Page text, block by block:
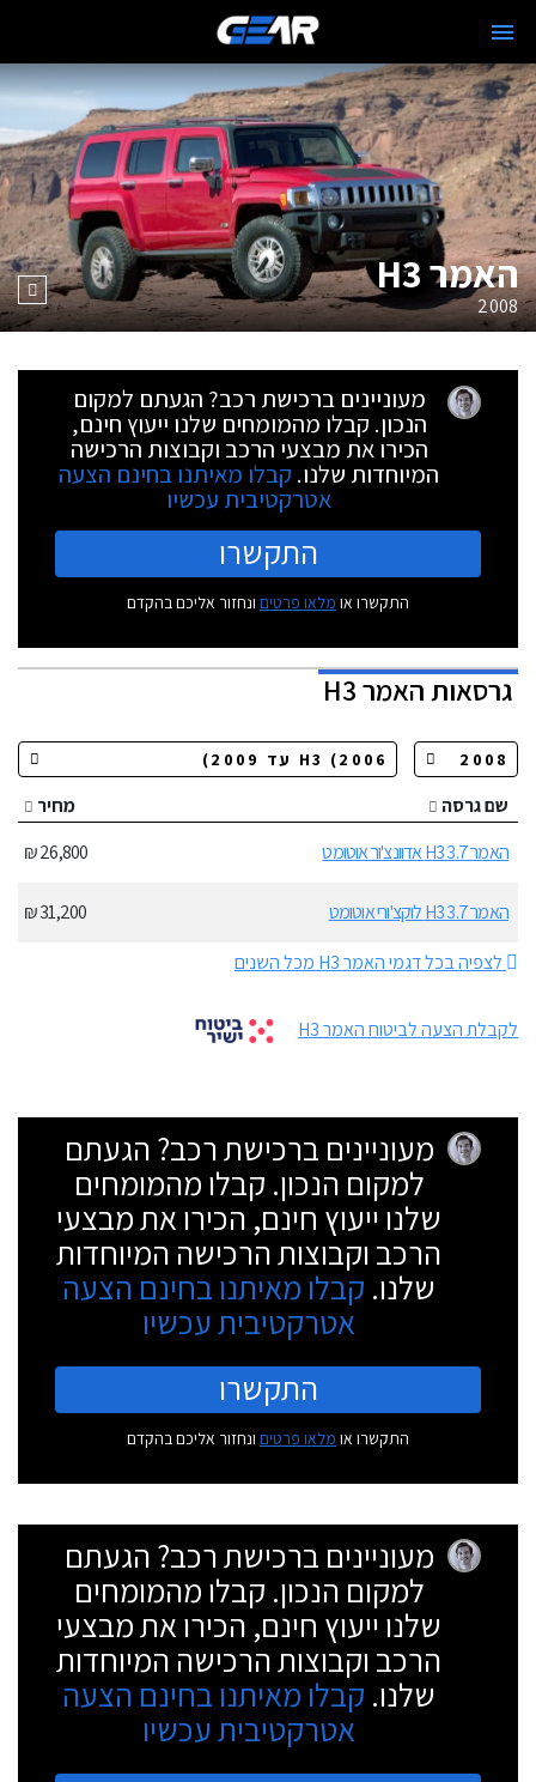
האמר H3
2008
מעוניינים ברכישת רכב? הגעתם למקום
הנכון. קבלו מהמומחים שלנו ייעוץ חינם,
הכירו את מבצעי הרכב וקבוצות הרכישה
המיוחדות שלנו. קבלו מאיתנו בחינם הצעה
אטרקטיבית עכשיו
התקשרו
התקשרו או מלאו פרטים ונחזור אליכם בהקדם
גרסאותהאמר H3
שם גרסה
מחיר
האמר H3 3.7 אדוונצ'ור אוטומט
26,800 ₪
האמר H3 3.7 לוקצ'ורי אוטומט
31,200 ₪
לצפיה בכל דגמי האמר H3 מכל השנים
לקבלת הצעה לביטוח האמר H3
מעוניינים ברכישת רכב? הגעתם
למקום הנכון. קבלו מהמומחים
שלנו ייעוץ חינם, הכירו את מבצעי
הרכב וקבוצות הרכישה המיוחדות
שלנו. קבלו מאיתנו בחינם הצעה
אטרקטיבית עכשיו
התקשרו
התקשרו או מלאו פרטים ונחזור אליכם בהקדם
מעוניינים ברכישת רכב? הגעתם
למקום הנכון. קבלו מהמומחים
שלנו ייעוץ חינם, הכירו את מבצעי
הרכב וקבוצות הרכישה המיוחדות
שלנו. קבלו מאיתנו בחינם הצעה
אטרקטיבית עכשיו